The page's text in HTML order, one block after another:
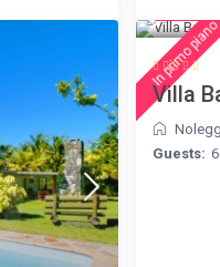
In primo piano
Villa
Guests: 6